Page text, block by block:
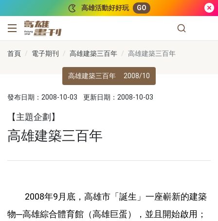
高雄活動好好玩 GO
高雄畫刊
首頁 電子期刊 高雄建築三百年 高雄建築三百年
高雄建築三百年 2008/10
發布日期：2008-10-03 更新日期：2008-10-03
【主題企劃】
高雄建築三百年
2008年9月底，高雄市「誕生」一座嶄新的建築
物─高雄綜合體育館（高雄巨蛋），並且開始啟用；